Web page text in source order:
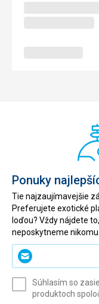
Ponuky
Tie najzaujímavejšie
Preferujete exotické
loďou? Vždy nájdete
neposkytneme nikomu
Zadajte
svoj
(povinné)
Súhlasím so
produktoch